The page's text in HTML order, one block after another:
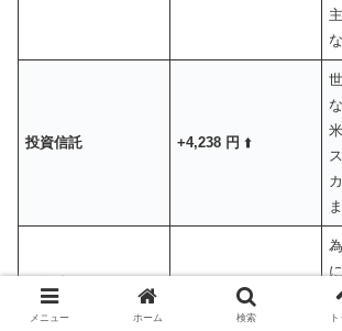
投資信託 +4,238 円 ⬆️
メニュー ホーム 検索